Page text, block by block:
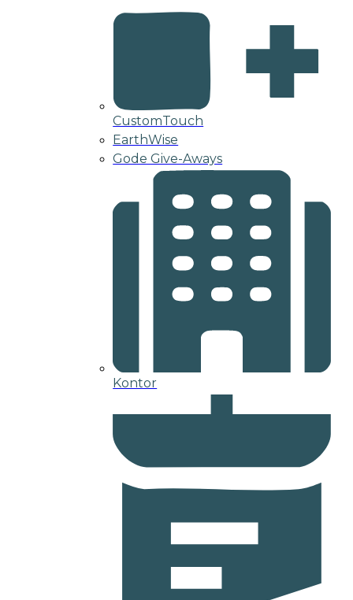
CustomTouch
EarthWise
Gode Give-Aways
Kontor